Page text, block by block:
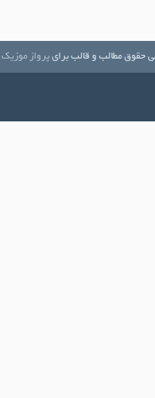
حقوق مطالب و قالب برای پرواز موزیک